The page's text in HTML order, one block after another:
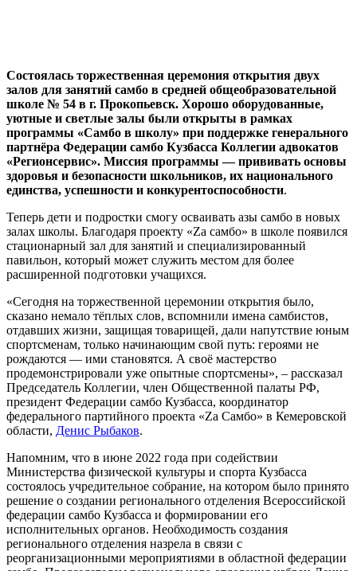
Состоялась торжественная церемония открытия двух
залов для занятий самбо в средней общеобразовательной
школе № 54 в г. Прокопьевск. Хорошо оборудованные,
уютные и светлые залы были открыты в рамках
программы «Самбо в школу» при поддержке генерального
партнёра Федерации самбо Кузбасса Коллегии адвокатов
«Регионсервис». Миссия программы — прививать основы
здоровья и безопасности школьников, их национального
единства, успешности и конкурентоспособности.
Теперь дети и подростки смогу осваивать азы самбо в новых
залах школы. Благодаря проекту «Zа самбо» в школе появился
стационарный зал для занятий и специализированный
павильон, который может служить местом для более
расширенной подготовки учащихся.
«Сегодня на торжественной церемонии открытия было,
сказано немало тёплых слов, вспомнили имена самбистов,
отдавших жизни, защищая товарищей, дали напутствие юным
спортсменам, только начинающим свой путь: героями не
рождаются — ими становятся. А своё мастерство
продемонстрировали уже опытные спортсмены», – рассказал
Председатель Коллегии, член Общественной палаты РФ,
президент Федерации самбо Кузбасса, координатор
федерального партийного проекта «Za Самбо» в Кемеровской
области, Денис Рыбаков.
Напомним, что в июне 2022 года при содействии
Министерства физической культуры и спорта Кузбасса
состоялось учредительное собрание, на котором было принято
решение о создании регионального отделения Всероссийской
федерации самбо Кузбасса и формировании его
исполнительных органов. Необходимость создания
регионального отделения назрела в связи с
реорганизационными мероприятиями в областной федерации